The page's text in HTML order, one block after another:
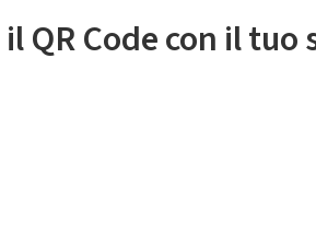
QR Code con il